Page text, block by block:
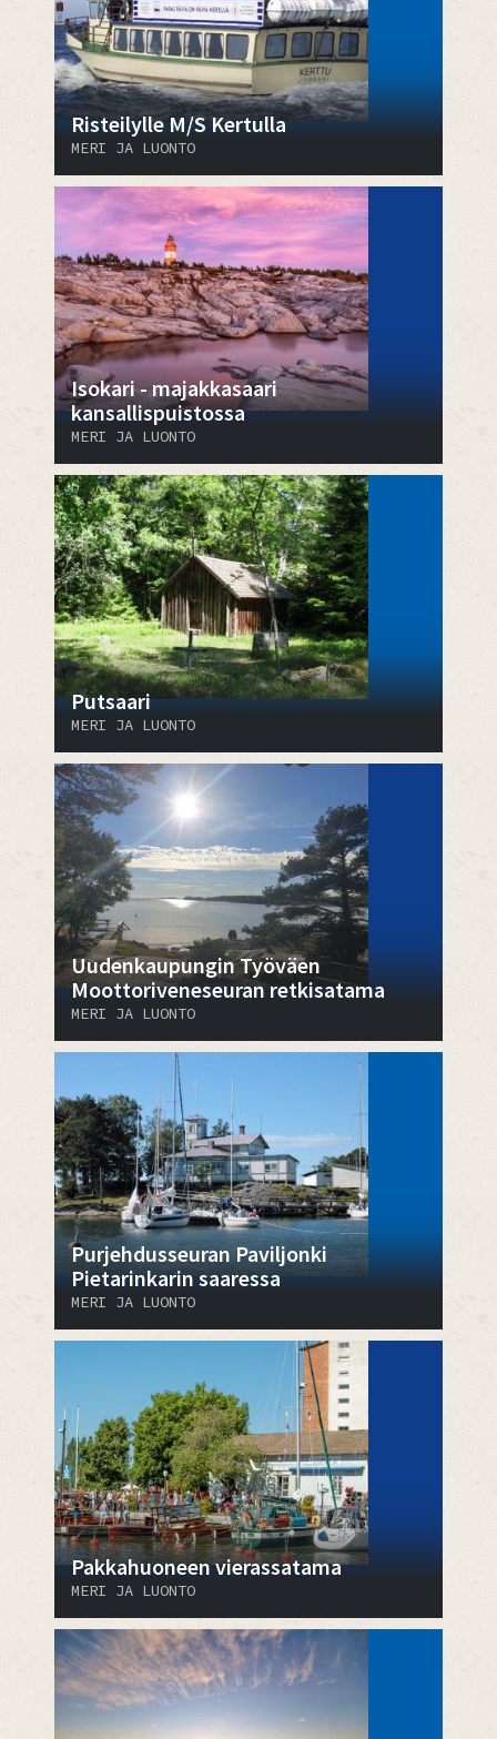
Risteilylle M/S Kertulla
MERI JA LUONTO
Isokari - majakkasaari
kansallispuistossa
MERI JA LUONTO
Putsaari
MERI JA LUONTO
Uudenkaupungin Työväen
Moottoriveneseuran retkisatama
MERI JA LUONTO
Purjehdusseuran Paviljonki
Pietarinkarin saaressa
MERI JA LUONTO
Pakkahuoneen vierassatama
MERI JA LUONTO